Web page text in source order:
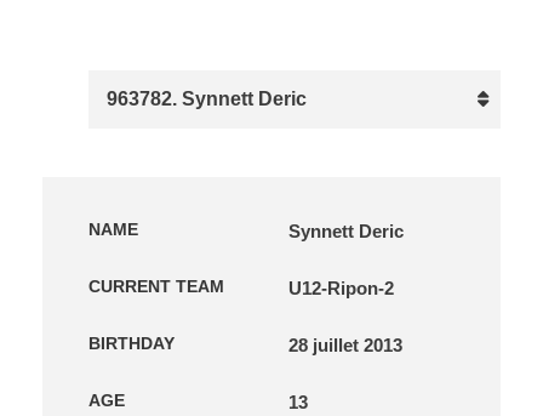
NAME Synnett Deric
CURRENT TEAM U12-Ripon-2
BIRTHDAY 28 juillet 2013
AGE 13